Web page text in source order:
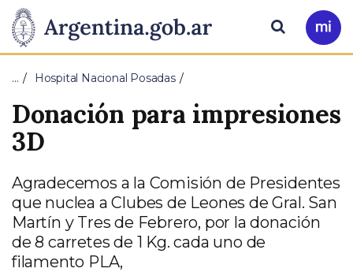
Presidencia
de
la
Nación
Pasar al contenido principal
Ir
a
Buscar
… Hospital Nacional Posadas
Donación para impresiones
3D
Agradecemos a la Comisión de Presidentes
que nuclea a Clubes de Leones de Gral. San
Martín y Tres de Febrero, por la donación
de 8 carretes de 1 Kg. cada uno de
filamento PLA,